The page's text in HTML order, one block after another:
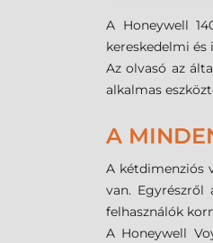
A Honeywell
kereskedelmi és
Az olvasó az
alkalmas
A
A kétdimenziós
van. Egyrészről
felhasználók
A Honeywell